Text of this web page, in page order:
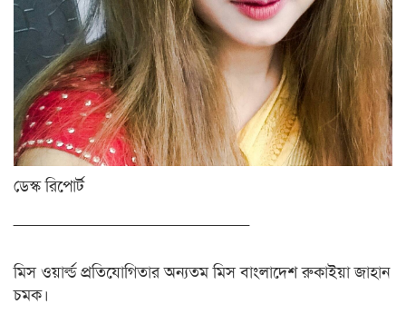
ডেস্ক রিপোর্ট
মিস ওয়ার্ল্ড প্রতিযোগিতার অন্যতম মিস বাংলাদেশ রুকাইয়া জাহান
চমক।